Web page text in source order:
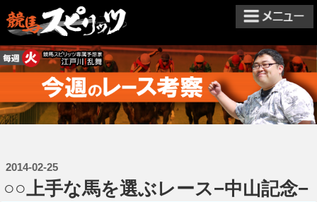
2014-02-25
○○上手な馬を選ぶレース−中山記念−